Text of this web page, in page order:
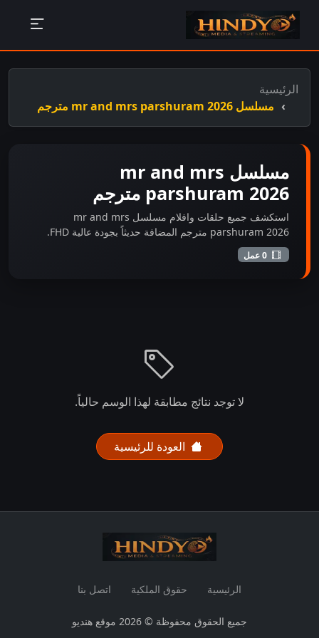
الرئيسية
مسلسل mr and mrs parshuram 2026 مترجم
مسلسل mr and mrs
parshuram 2026 مترجم
استكشف جميع حلقات وافلام مسلسل mr and mrs
parshuram 2026 مترجم المضافة حديثاً بجودة عالية FHD.
لا توجد نتائج مطابقة لهذا الوسم حالياً.
العودة للرئيسية
الرئيسية حقوق الملكية اتصل بنا
جميع الحقوق محفوظة © 2026 موقع هنديو